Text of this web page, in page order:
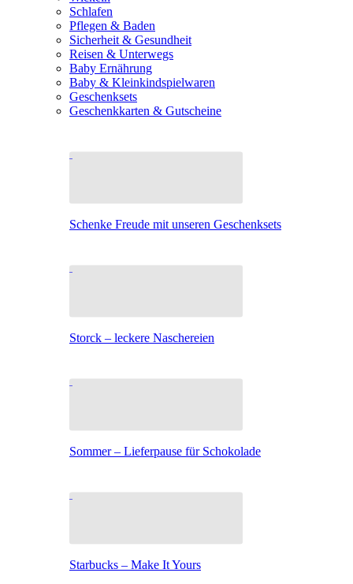
Schlafen
Pflegen & Baden
Sicherheit & Gesundheit
Reisen & Unterwegs
Baby Ernährung
Baby & Kleinkindspielwaren
Geschenksets
Geschenkkarten & Gutscheine
Schenke Freude mit unseren Geschenksets
Storck – leckere Naschereien
Sommer – Lieferpause für Schokolade
Starbucks – Make It Yours